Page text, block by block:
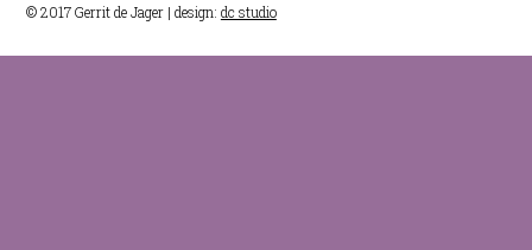
© 2017 Gerrit de Jager | design: dc studio